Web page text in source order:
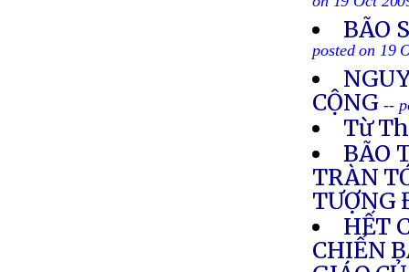
on 19 Oct
BÃO
posted on 19
CỘNG --
Từ
BÃO
TRÀN
TƯỢNG
HẾT
CHIẾN